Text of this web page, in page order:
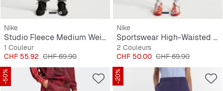
Nike
Studio Fleece Medium Weight High-Rise Oversized Cuffed Pants
1 Couleur
Prix
CHF 55.92 Prix original
CHF 69.90
Nike
Sportswear High-Waisted 2" Shorts
2 Couleurs
Prix
CHF 50.00 Prix original
CHF 69.90
-50% -20%